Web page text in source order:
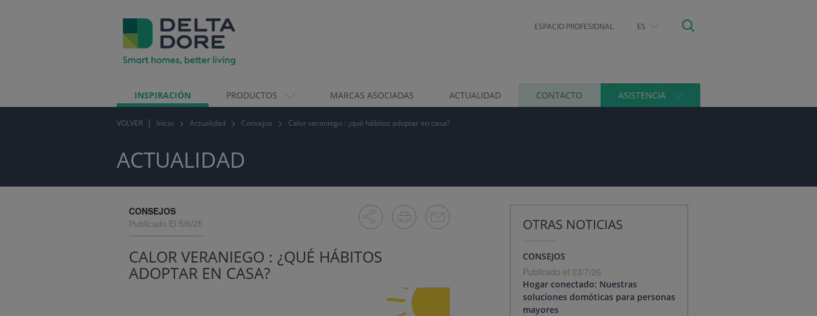
ESPACIO PROFESIONAL ES
INSPIRACIÓN PRODUCTOS MARCAS ASOCIADAS ACTUALIDAD CONTACTO ASISTENCIA
VOLVER Inicio Actualidad Consejos Calor veraniego : ¿qué hábitos adoptar en casa?
ACTUALIDAD
CONSEJOS
Publicado El 5/6/26
CALOR VERANIEGO : ¿QUÉ HÁBITOS
ADOPTAR EN CASA?
OTRAS NOTICIAS
CONSEJOS
Publicado el 23/7/26
Hogar conectado: Nuestras
soluciones domóticas para personas
mayores